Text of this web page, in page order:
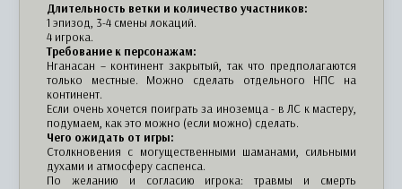
Длительность ветки и количество участников:
1 эпизод, 3-4 смены локаций.
4 игрока.
Требование к персонажам:
Нганасан – континент закрытый, так что предполагаются
только местные. Можно сделать отдельного НПС на
континент.
Если очень хочется поиграть за иноземца - в ЛС к мастеру,
подумаем, как это можно (если можно) сделать.
Чего ожидать от игры:
Столкновения с могущественными шаманами, сильными
духами и атмосферу саспенса.
По желанию и согласию игрока: травмы и смерть